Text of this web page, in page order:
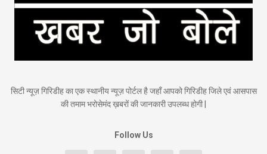
सिटी न्यूज़ गिरिडीह का एक स्थानीय न्यूज़ पोर्टल है जहाँ आपको गिरिडीह जिले एवं आसपास
की तमाम भरोसेमंद ख़बरों की जानकारी उपलब्ध होगी |
Follow Us